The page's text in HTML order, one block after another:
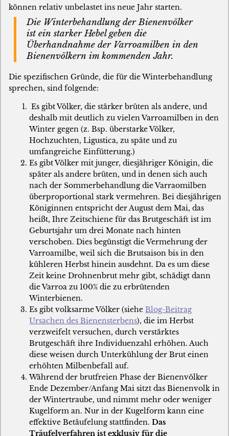
können relativ unbelastet ins neue Jahr starten.
Die Winterbehandlung der Bienenvölker
ist ein starker Hebel geben die
Überhandnahme der Varroamilben in den
Bienenvölkern im kommenden Jahr.
Die spezifischen Gründe, die für die Winterbehandlung
sprechen, sind folgende:
Es gibt Völker, die stärker brüten als andere, und
deshalb mit deutlich zu vielen Varroamilben in den
Winter gegen (z. Bsp. überstarke Völker,
Hochzuchten, Ligustica, zu späte und zu
umfangreiche Einfütterung.)
Es gibt Völker mit junger, diesjähriger Königin, die
später als andere brüten, und in denen sich auch
nach der Sommerbehandlung die Varraomilben
überproportional stark vermehren. Bei diesjährigen
Königinnen entspricht der August dem Mai, das
heißt, Ihre Zeitschiene für das Brutgeschäft ist im
Geburtsjahr um drei Monate nach hinten
verschoben. Dies begünstigt die Vermehrung der
Varroamilbe, weil sich die Brutsaison bis in den
kühleren Herbst hinein ausdehnt. Da es um diese
Zeit keine Drohnenbrut mehr gibt, schädigt dann
die Varroa zu 100% die zu erbrütenden
Winterbienen.
Es gibt volksarme Völker (sieheBlog-Beitrag
Ursachen des Bienensterbens), die im Herbst
verzweifelt versuchen, durch verstärktes
Brutgeschäft ihre Individuenzahl erhöhen. Auch
diese weisen durch Unterkühlung der Brut einen
erhöhten Milbenbefall auf.
Während der brutfreien Phase der Bienenvölker
Ende Dezember/Anfang Mai sitzt das Bienenvolk in
der Wintertraube, und nimmt mehr oder weniger
Kugelform an. Nur in der Kugelform kann eine
effektive Betäufelung stattfinden.Das
Träufelverfahren ist exklusiv für die